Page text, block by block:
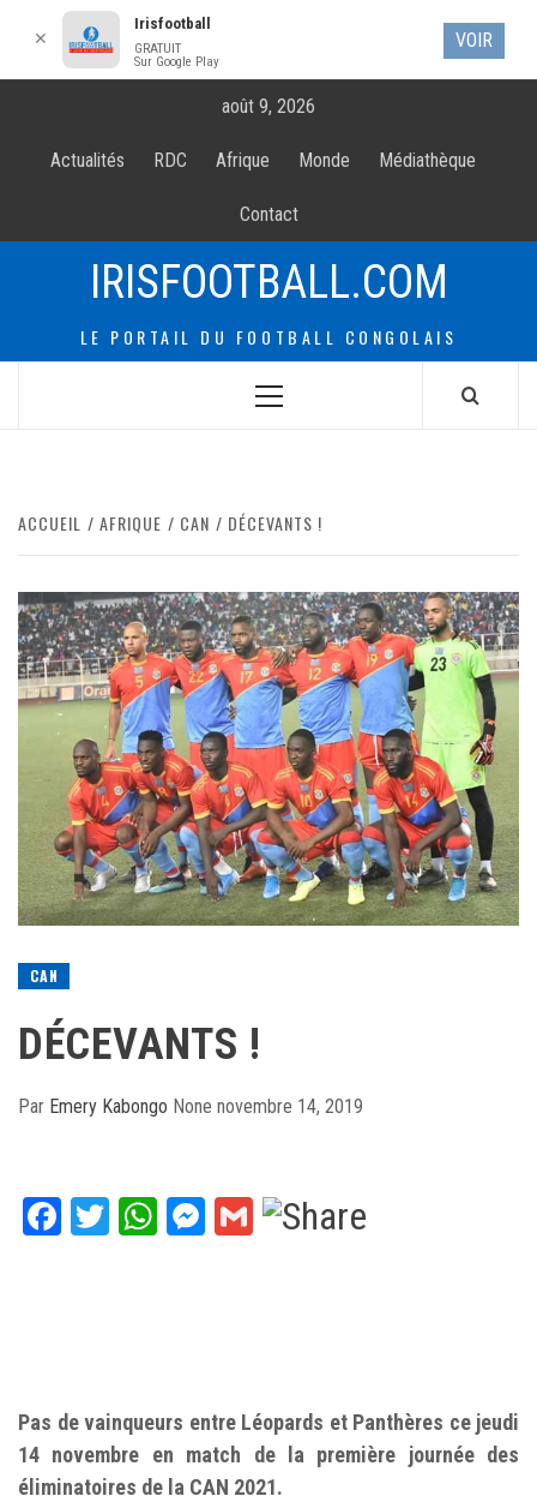
contenur
août 9, 2026
Actualités RDC Afrique Monde Médiathèque
Contact
IRISFOOTBALL.COM
LE PORTAIL DU FOOTBALL CONGOLAIS
Menu
ACCUEIL AFRIQUE CAN DÉCEVANTS !
CAN
DÉCEVANTS !
Par Emery Kabongo None novembre 14, 2019
Facebook
TwitterWhatsApp
Messenger
Gmail
Pas de vainqueurs entre Léopards et Panthères ce jeudi
14 novembre en match de la première journée des
éliminatoires de la CAN 2021.
✕
Irisfootball
GRATUIT
Sur Google Play
VOIR